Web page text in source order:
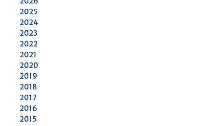
2025
2024
2023
2022
2021
2020
2019
2018
2017
2016
2015